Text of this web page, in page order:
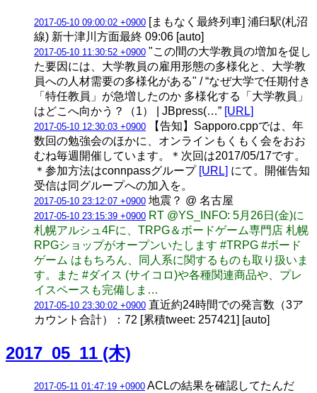
2017-05-10 09:00:02 +0900 [まもなく最終列車] 浦臼駅(札沼
線) 新十津川方面最終 09:06 [auto]
2017-05-10 11:30:52 +0900 "この間の大学教員の増加を促し
た要因には、大学教員の雇用形態の多様化と、大学教
員への人材需要の多様化がある" / “なぜ大学で任期付き
「特任教員」が急増したのか 多様化する「大学教員」
はどこへ向かう？（1） | JBpress(…” [URL]
2017-05-10 12:30:03 +0900 【告知】Sapporo.cppでは、年
数回の勉強会のほかに、オンラインもくもく会をおお
むね毎週開催しています。＊次回は2017/05/17です。
＊参加方法はconnpassグループ [URL] にて。開催告知
受信は同グループへの加入を。
2017-05-10 23:12:07 +0900 地震？ @ 名古屋
2017-05-10 23:15:39 +0900 RT @YS_INFO: 5月26日(金)に
札幌アルシュ4Fに、TRPG＆ボードゲーム専門店 札幌
RPGショップがオープンいたします #TRPG #ボード
ゲーム はもちろん、同人系に関するものも取り扱いま
す。また #ダイス (サイコロ)や各種関連商品や、プレ
イスペースも完備しま…
2017-05-10 23:30:02 +0900 直近約24時間での発言数（3ア
カウント合計）：72 [累積tweet: 257421] [auto]
2017_05_11 (木)
2017-05-11 01:47:19 +0900 ACLの結果を確認してたんだ